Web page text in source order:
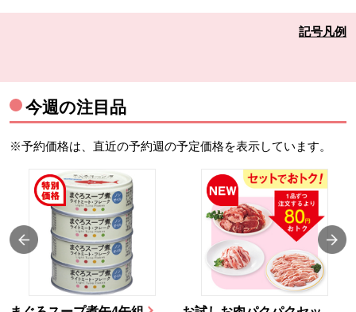
記号凡例
今週の注目品
※予約価格は、直近の予約週の予定価格を表示しています。